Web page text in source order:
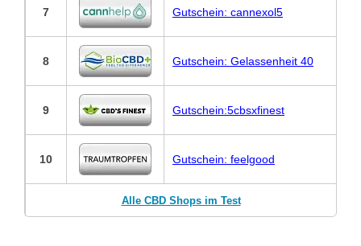
7 Gutschein: cannexol5
8 Gutschein: Gelassenheit 40
9 Gutschein:5cbsxfinest
10 Gutschein: feelgood
Alle CBD Shops im Test